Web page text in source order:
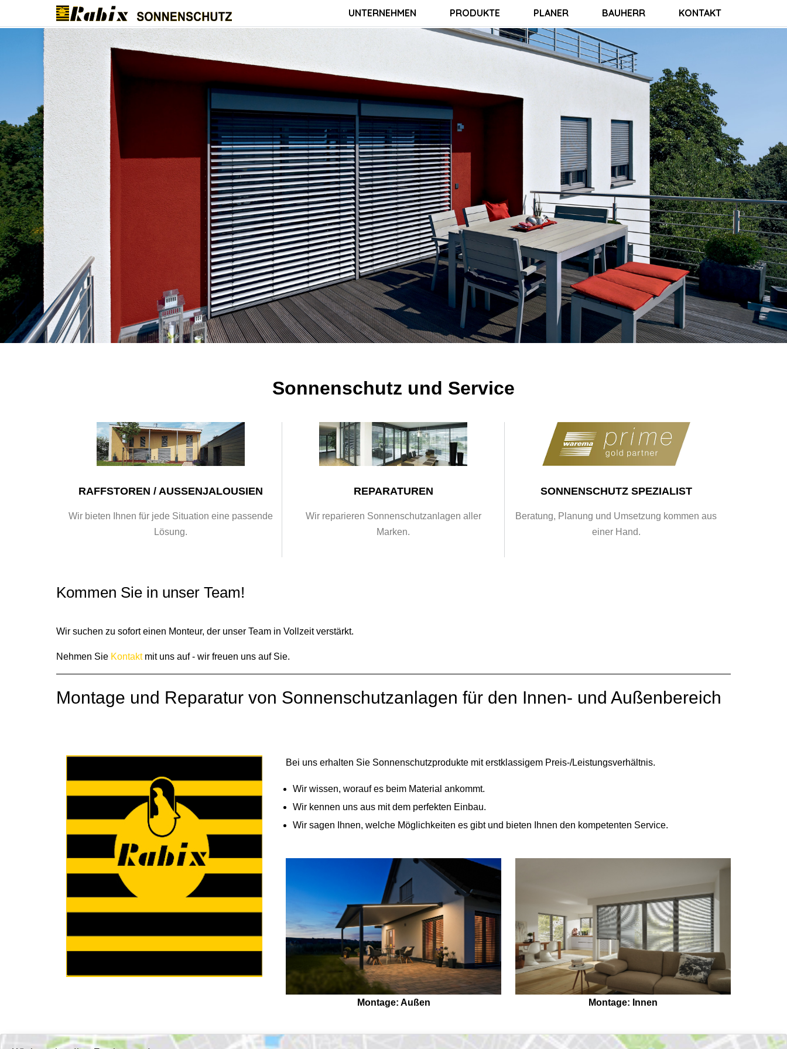
UNTERNEHMEN PRODUKTE PLANER BAUHERR KONTAKT
Sonnenschutz und Service
RAFFSTOREN / AUSSENJALOUSIEN
Wir bieten Ihnen für jede Situation eine passende
Lösung.
REPARATUREN
Wir reparieren Sonnenschutzanlagen aller
Marken.
SONNENSCHUTZ SPEZIALIST
Beratung, Planung und Umsetzung kommen aus
einer Hand.
Kommen Sie in unser Team!
Wir suchen zu sofort einen Monteur, der unser Team in Vollzeit verstärkt.
Nehmen Sie Kontaktmit uns auf - wir freuen uns auf Sie.
Montage und Reparatur von Sonnenschutzanlagen für den Innen- und Außenbereich
Bei uns erhalten Sie Sonnenschutzprodukte mit erstklassigem Preis-/Leistungsverhältnis.
Wir wissen, worauf es beim Material ankommt.
Wir kennen uns aus mit dem perfekten Einbau.
Wir sagen Ihnen, welche Möglichkeiten es gibt und bieten Ihnen den kompetenten Service.
Montage: Außen Montage: Innen